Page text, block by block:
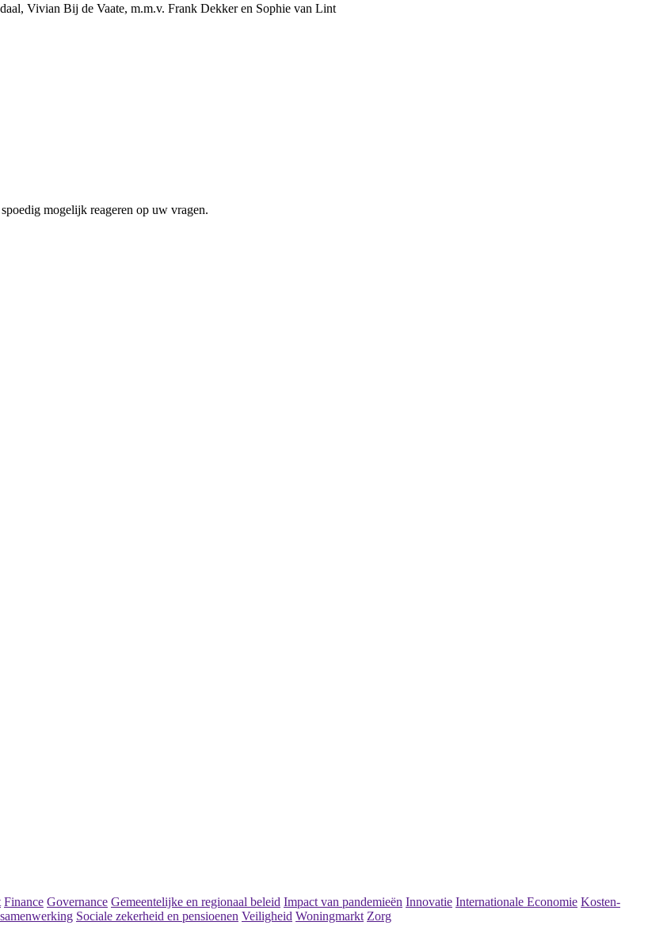
Vivian Bij de Vaate, m.m.v. Frank Dekker en Sophie van Lint
mogelijk reageren op uw vragen.
Finance Governance Gemeentelijke en regionaal beleid Impact van pandemieën Innovatie Internationale Economie Kosten-
Sociale zekerheid en pensioenen Veiligheid Woningmarkt Zorg